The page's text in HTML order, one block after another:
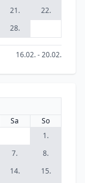
21.
22.
28.
16.02. - 20.02.
Sa
So
1.
7.
8.
14.
15.